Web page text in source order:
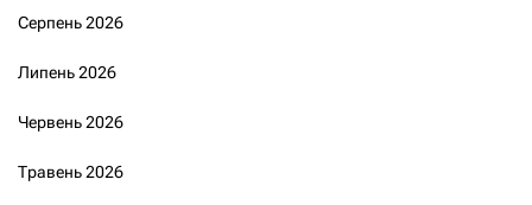
Серпень 2026
Липень 2026
Червень 2026
Травень 2026